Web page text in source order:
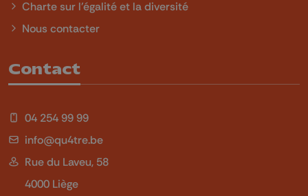
Charte sur l'égalité et la diversité
Nous contacter
Contact
04 254 99 99
info@qu4tre.be
Rue du Laveu, 58
4000 Liège